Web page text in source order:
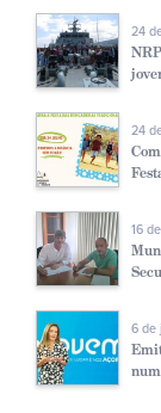
24
24
16
6 de